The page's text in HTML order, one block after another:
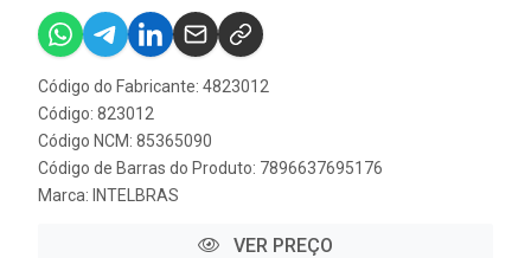
Código do Fabricante: 4823012
Código: 823012
Código NCM: 85365090
Código de Barras do Produto: 7896637695176
Marca: INTELBRAS
VER PREÇO